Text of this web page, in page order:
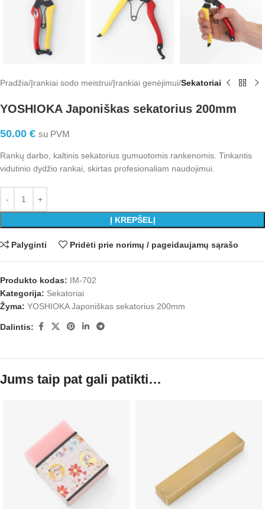
Pradžia Įrankiai sodo meistrui Įrankiai genėjimui Sekatoriai
YOSHIOKA Japoniškas sekatorius 200mm
50.00 € su PVM
Rankų darbo, kaltinis sekatorius gumuotomis rankenomis. Tinkantis
vidutinio dydžio rankai, skirtas profesionaliam naudojimui.
Į KREPŠELĮ
Palyginti Pridėti prie norimų / pageidaujamų sąrašo
Produkto kodas: IM-702
Kategorija: Sekatoriai
Žyma: YOSHIOKA Japoniškas sekatorius 200mm
Dalintis:
Jums taip pat gali patikti…